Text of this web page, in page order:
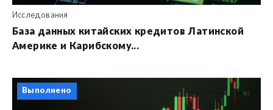
Исследования
База данных китайских кредитов Латинской
Америке и Карибскому...
Выполнено